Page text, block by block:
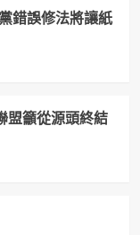
錯誤修法將讓紙
籲從源頭終結